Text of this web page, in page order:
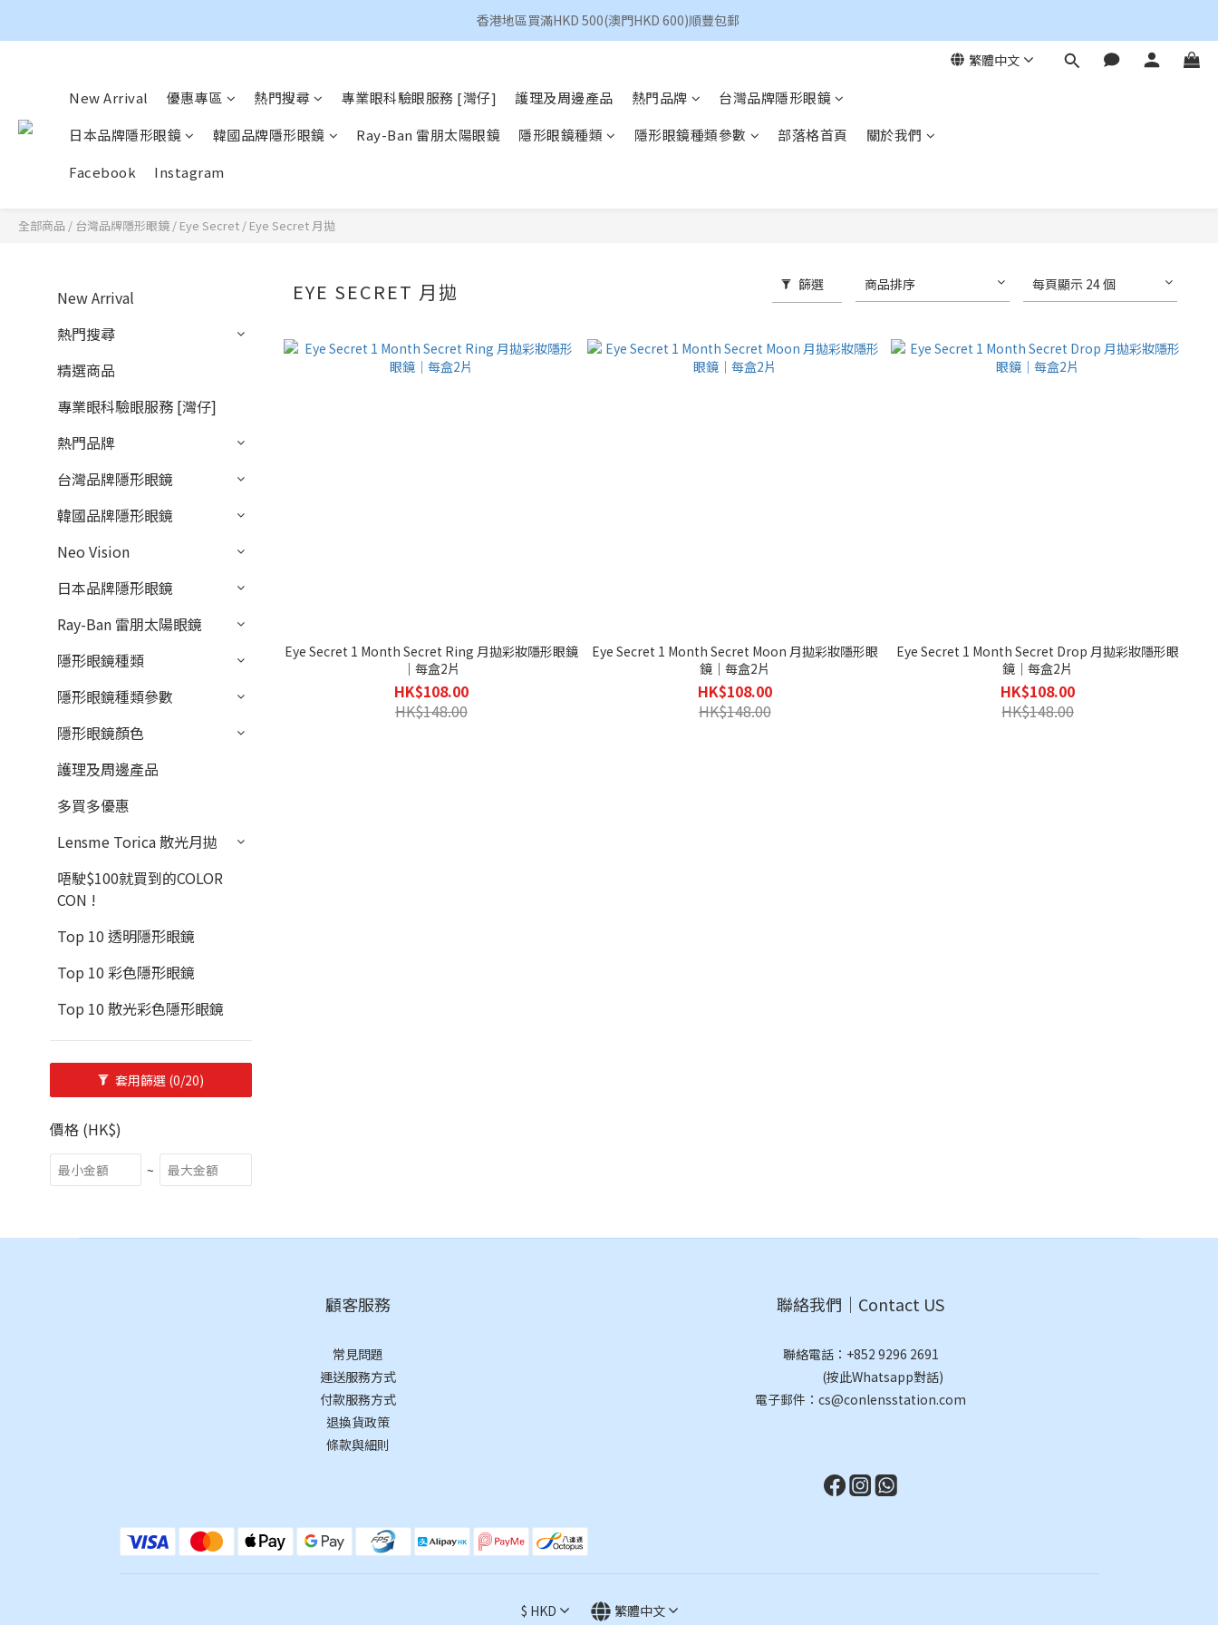
香港地區買滿HKD 500(澳門HKD 600)順豐包郵
香港地區買滿HKD 500(澳門HKD 600)順豐包郵
香港地區買滿HKD 500(澳門HKD 600)順豐包郵
繁體中文
New Arrival 優惠專區 熱門搜尋 專業眼科驗眼服務 [灣仔] 護理及周邊產品 熱門品牌
台灣品牌隱形眼鏡
日本品牌隱形眼鏡
韓國品牌隱形眼鏡 Ray-Ban 雷朋太陽眼鏡 隱形眼鏡種類 隱形眼鏡種類參數 部落格首頁
關於我們
Facebook
Instagram
全部商品 / 台灣品牌隱形眼鏡 / Eye Secret / Eye Secret 月拋
New Arrival
熱門搜尋
精選商品
專業眼科驗眼服務 [灣仔]
熱門品牌
台灣品牌隱形眼鏡
韓國品牌隱形眼鏡
Neo Vision
日本品牌隱形眼鏡
Ray-Ban 雷朋太陽眼鏡
隱形眼鏡種類
隱形眼鏡種類參數
隱形眼鏡顏色
護理及周邊產品
多買多優惠
Lensme Torica 散光月拋
唔駛$100就買到的COLOR
CON !
Top 10 透明隱形眼鏡
Top 10 彩色隱形眼鏡
Top 10 散光彩色隱形眼鏡
套用篩選 (0/20)
價格 (HK$)
~
EYE SECRET 月拋 篩選 商品排序 每頁顯示 24 個
Eye Secret 1 Month Secret Ring 月拋彩妝隱形眼鏡
｜每盒2片
HK$108.00
HK$148.00
Eye Secret 1 Month Secret Moon 月拋彩妝隱形眼
鏡｜每盒2片
HK$108.00
HK$148.00
Eye Secret 1 Month Secret Drop 月拋彩妝隱形眼
鏡｜每盒2片
HK$108.00
HK$148.00
顧客服務
常見問題
運送服務方式
付款服務方式
退換貨政策
條款與細則
聯絡我們｜Contact US
聯絡電話： +852 9296 2691
(按此Whatsapp對話)
電子郵件：cs@conlensstation.com
$ HKD 繁體中文